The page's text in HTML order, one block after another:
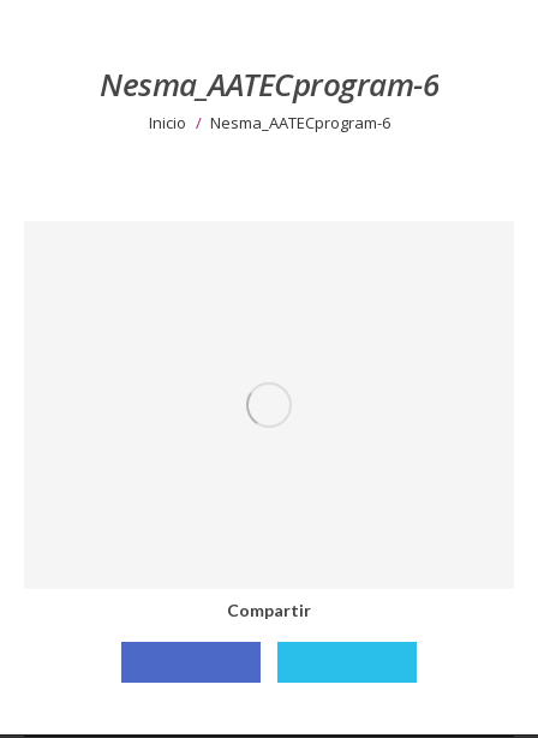
Nesma_AATECprogram-6
Estás aquí:
Inicio Nesma_AATECprogram-6
Compartir
Compartir
Compartir